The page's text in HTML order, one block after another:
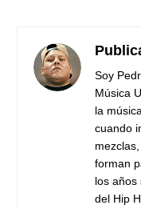
Soy
Música
la
cuando
forman
los años
del Hip